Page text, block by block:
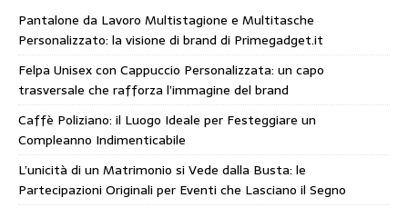
Pantalone da Lavoro Multistagione e Multitasche
Personalizzato: la visione di brand di Primegadget.it
Felpa Unisex con Cappuccio Personalizzata: un capo
trasversale che rafforza l’immagine del brand
Caffè Poliziano: il Luogo Ideale per Festeggiare un
Compleanno Indimenticabile
L’unicità di un Matrimonio si Vede dalla Busta: le
Partecipazioni Originali per Eventi che Lasciano il Segno